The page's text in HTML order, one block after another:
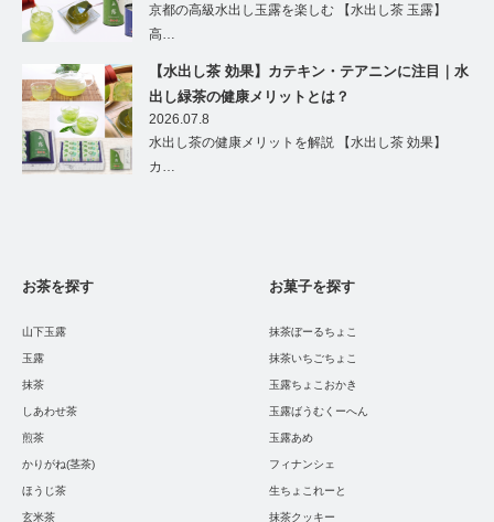
京都の高級水出し玉露を楽しむ 【水出し茶 玉露】
高…
【水出し茶 効果】カテキン・テアニンに注目｜水
出し緑茶の健康メリットとは？
2026.07.8
水出し茶の健康メリットを解説 【水出し茶 効果】
カ…
お茶を探す
山下玉露
玉露
抹茶
しあわせ茶
煎茶
かりがね(茎茶)
ほうじ茶
玄米茶
お菓子を探す
抹茶ぼーるちょこ
抹茶いちごちょこ
玉露ちょこおかき
玉露ばうむくーへん
玉露あめ
フィナンシェ
生ちょこれーと
抹茶クッキー